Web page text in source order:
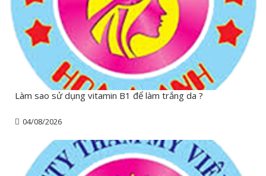
Làm sao sử dụng vitamin B1 để làm trắng da ?
04/08/2026